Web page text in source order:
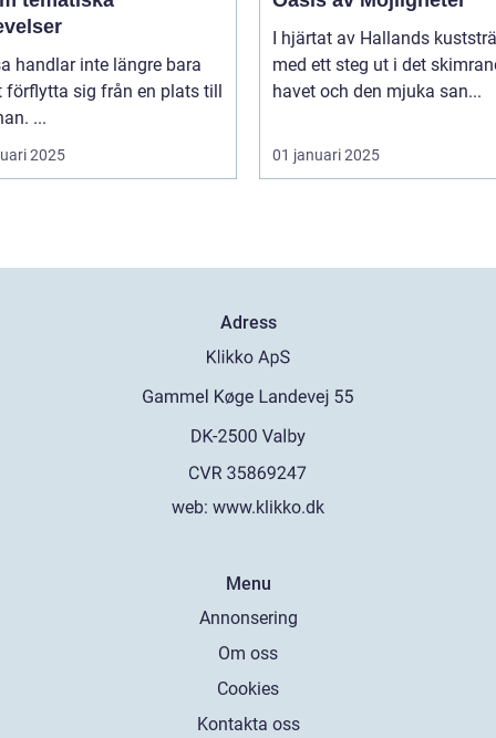
handlar inte längre bara
förflytta sig från en plats till
...
2025
I hjärtat av Hallands
med ett steg ut i det
havet och den mjuka san...
01 januari 2025
Adress
web: www.klikko.dk
Menu
Annonsering
Om oss
Cookies
Kontakta oss